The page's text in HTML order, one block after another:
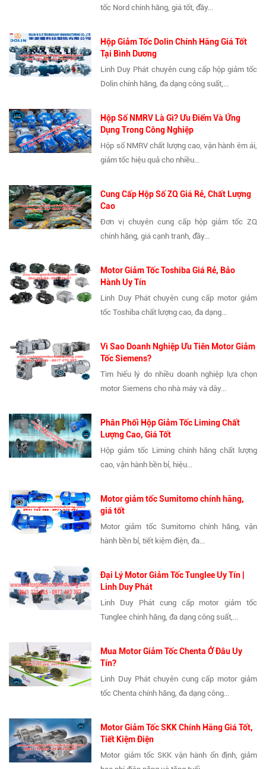
tốc Nord chính hãng, giá tốt, đầy...
Hộp Giảm Tốc Dolin Chính Hãng Giá Tốt
Tại Bình Dương
Linh Duy Phát chuyên cung cấp hộp giảm tốc
Dolin chính hãng, đa dạng công suất,...
Hộp Số NMRV Là Gì? Ưu Điểm Và Ứng
Dụng Trong Công Nghiệp
Hộp số NMRV chất lượng cao, vận hành êm ái,
giảm tốc hiệu quả cho nhiều...
Cung Cấp Hộp Số ZQ Giá Rẻ, Chất Lượng
Cao
Đơn vị chuyên cung cấp hộp giảm tốc ZQ
chính hãng, giá cạnh tranh, đầy...
Motor Giảm Tốc Toshiba Giá Rẻ, Bảo
Hành Uy Tín
Linh Duy Phát chuyên cung cấp motor giảm
tốc Toshiba chất lượng cao, đa dạng...
Vì Sao Doanh Nghiệp Ưu Tiên Motor Giảm
Tốc Siemens?
Tìm hiểu lý do nhiều doanh nghiệp lựa chọn
motor Siemens cho nhà máy và dây...
Phân Phối Hộp Giảm Tốc Liming Chất
Lượng Cao, Giá Tốt
Hộp giảm tốc Liming chính hãng chất lượng
cao, vận hành bền bỉ, hiệu...
Motor giảm tốc Sumitomo chính hãng,
giá tốt
Motor giảm tốc Sumitomo chính hãng, vận
hành bền bỉ, tiết kiệm điện, đa...
Đại Lý Motor Giảm Tốc Tunglee Uy Tín |
Linh Duy Phát
Linh Duy Phát cung cấp motor giảm tốc
Tunglee chính hãng, đa dạng công suất,...
Mua Motor Giảm Tốc Chenta Ở Đâu Uy
Tín?
Linh Duy Phát chuyên cung cấp motor giảm
tốc Chenta chính hãng, đa dạng công...
Motor Giảm Tốc SKK Chính Hãng Giá Tốt,
Tiết Kiệm Điện
Motor giảm tốc SKK vận hành ổn định, giảm